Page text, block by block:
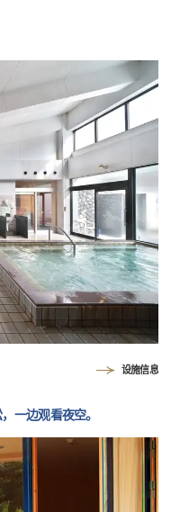
设施信息
一边观看夜空。